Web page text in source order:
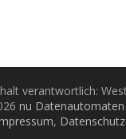
verantwortlich:
nu
, Datenschutz